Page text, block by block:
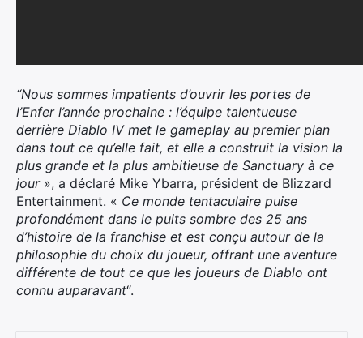
“Nous sommes impatients d’ouvrir les portes de
l’Enfer l’année prochaine : l’équipe talentueuse
derrière Diablo IV met le gameplay au premier plan
dans tout ce qu’elle fait, et elle a construit la vision la
plus grande et la plus ambitieuse de Sanctuary à ce
jour», a déclaré Mike Ybarra, président de Blizzard
Entertainment. « Ce monde tentaculaire puise
profondément dans le puits sombre des 25 ans
d’histoire de la franchise et est conçu autour de la
philosophie du choix du joueur, offrant une aventure
différente de tout ce que les joueurs de Diablo ont
connu auparavant“.